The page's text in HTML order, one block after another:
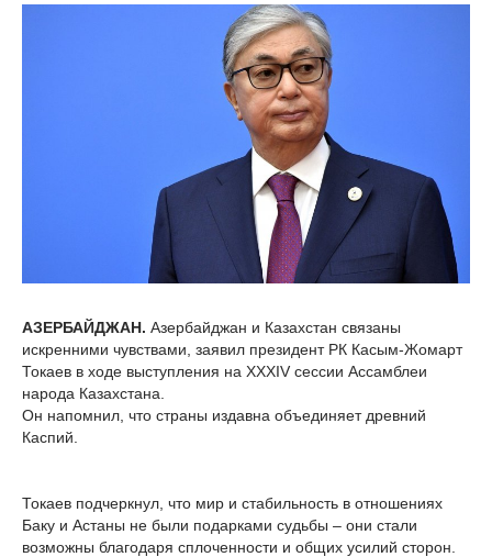
АЗЕРБАЙДЖАН. Азербайджан и Казахстан связаны
искренними чувствами, заявил президент РК Касым-Жомарт
Токаев в ходе выступления на ХХХІV сессии Ассамблеи
народа Казахстана.
Он напомнил, что страны издавна объединяет древний
Каспий.
Токаев подчеркнул, что мир и стабильность в отношениях
Баку и Астаны не были подарками судьбы – они стали
возможны благодаря сплоченности и общих усилий сторон.